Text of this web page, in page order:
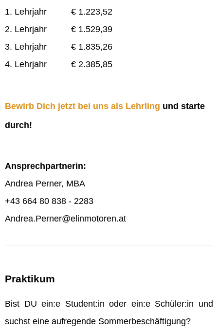
1. Lehrjahr € 1.223,52
2. Lehrjahr € 1.529,39
3. Lehrjahr € 1.835,26
4. Lehrjahr € 2.385,85
Bewirb Dich jetzt bei uns als Lehrling und starte
durch!
Ansprechpartnerin:
Andrea Perner, MBA
+43 664 80 838 - 2283
Andrea.Perner@elinmotoren.at
Praktikum
Bist DU ein:e Student:in oder ein:e Schüler:in und
suchst eine aufregende Sommerbeschäftigung?